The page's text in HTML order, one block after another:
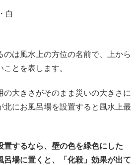
白
のは風水上の方位の名前で、上から
とを表します。
の大きさがそのまま災いの大きさに
北にお風呂場を設置すると風水上最
置するなら、壁の色を緑色にした
呂場に置くと、「化殺」効果が出て